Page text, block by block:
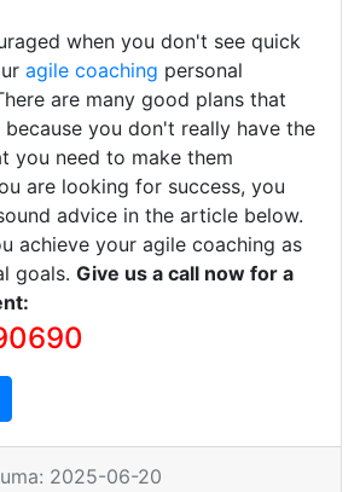
when you don't see quick
agile coaching personal
are many good plans that
you don't really have the
you need to make them
are looking for success, you
advice in the article below.
achieve your agile coaching as
goals. Give us a call now for a
2025-06-20